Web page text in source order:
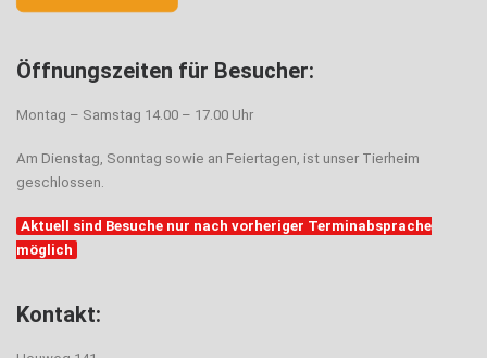
Öffnungszeiten für Besucher:
Montag – Samstag 14.00 – 17.00 Uhr
Am Dienstag, Sonntag sowie an Feiertagen, ist unser Tierheim
geschlossen.
Aktuell sind Besuche nur nach vorheriger Terminabsprache
möglich
Kontakt: